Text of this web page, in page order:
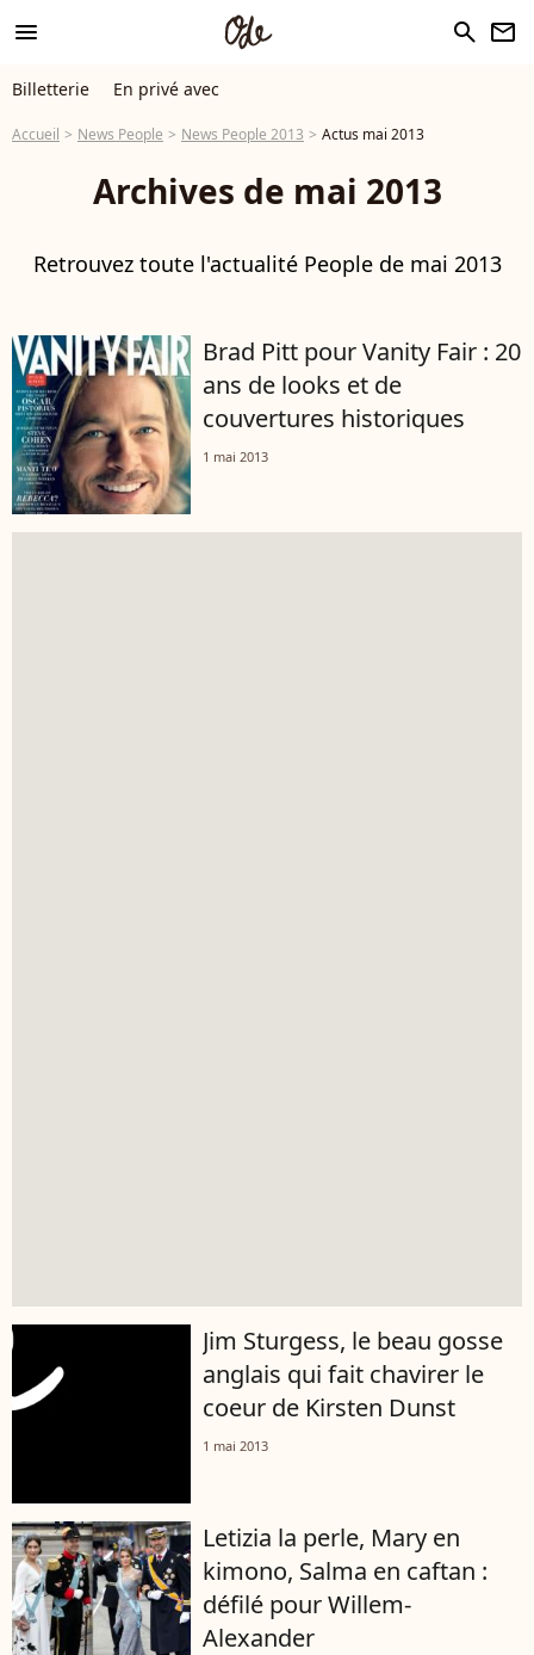
menu search newsletter
Billetterie En privé avec
Accueil News People News People 2013 Actus mai 2013
Archives de mai 2013
Retrouvez toute l'actualité People de mai 2013
Brad Pitt pour Vanity Fair : 20
ans de looks et de
couvertures historiques
1 mai 2013
Jim Sturgess, le beau gosse
anglais qui fait chavirer le
coeur de Kirsten Dunst
1 mai 2013
Letizia la perle, Mary en
kimono, Salma en caftan :
défilé pour Willem-
Alexander